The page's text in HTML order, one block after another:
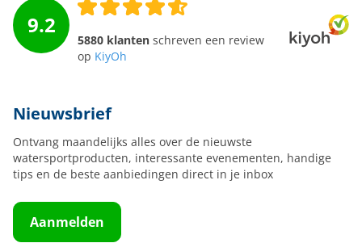
9.2
5880 klanten schreven een review
op KiyOh
Nieuwsbrief
Ontvang maandelijks alles over de nieuwste
watersportproducten, interessante evenementen, handige
tips en de beste aanbiedingen direct in je inbox
Aanmelden